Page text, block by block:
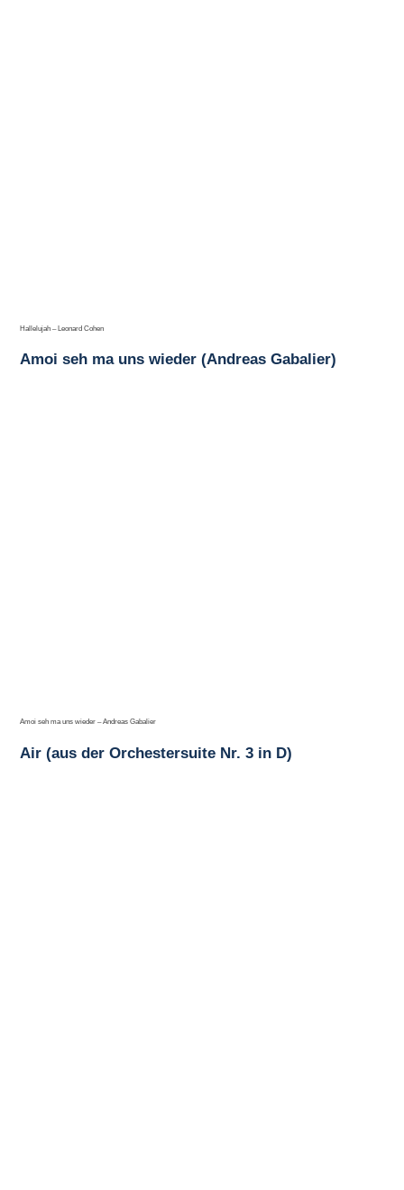
Hallelujah – Leonard Cohen
Amoi seh ma uns wieder (Andreas Gabalier)
Amoi seh ma uns wieder – Andreas Gabalier
Air (aus der Orchestersuite Nr. 3 in D)